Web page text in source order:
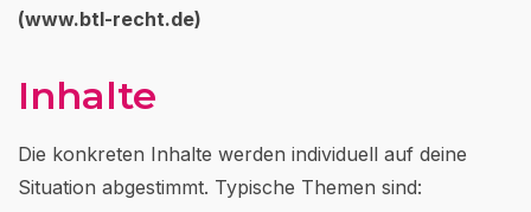
(www.btl-recht.de)
Inhalte
Die konkreten Inhalte werden individuell auf deine
Situation abgestimmt. Typische Themen sind: